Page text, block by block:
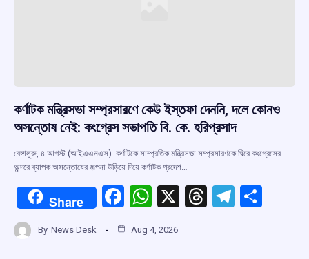
কর্ণাটক মন্ত্রিসভা সম্প্রসারণে কেউ ইস্তফা দেননি, দলে কোনও
অসন্তোষ নেই: কংগ্রেস সভাপতি বি. কে. হরিপ্রসাদ
বেঙ্গালুরু, ৪ আগস্ট (আইএএনএস): কর্ণাটকে সাম্প্রতিক মন্ত্রিসভা সম্প্রসারণকে ঘিরে কংগ্রেসের
অন্দরে ব্যাপক অসন্তোষের জল্পনা উড়িয়ে দিয়ে কর্ণাটক প্রদেশ…
Share
F
ce
W
at
X
T
T
By News Desk Aug 4, 2026